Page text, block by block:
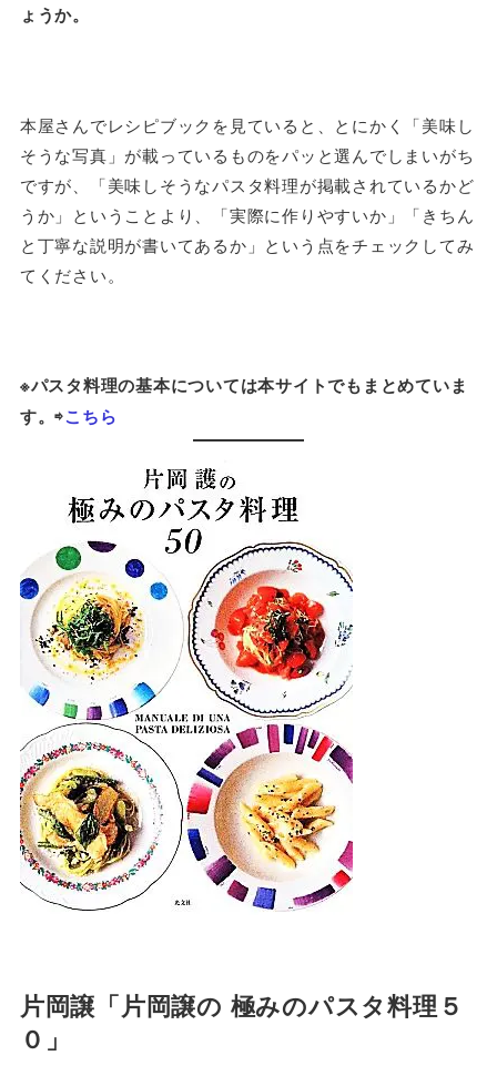
ょうか。
本屋さんでレシピブックを見ていると、とにかく「美味し
そうな写真」が載っているものをパッと選んでしまいがち
ですが、「美味しそうなパスタ料理が掲載されているかど
うか」ということより、「実際に作りやすいか」「きちん
と丁寧な説明が書いてあるか」という点をチェックしてみ
てください。
※パスタ料理の基本については本サイトでもまとめていま
す。⇨こちら
片岡譲「片岡譲の 極みのパスタ料理５
０」